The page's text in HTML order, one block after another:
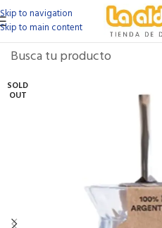
Skip to navigation
Skip to main content
SOLD
OUT